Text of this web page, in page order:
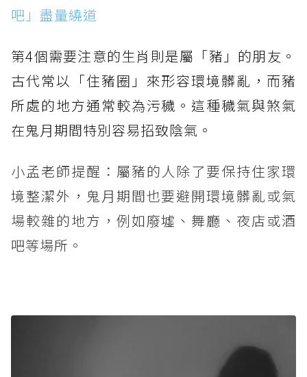
吧」盡量繞道
第4個需要注意的生肖則是屬「豬」的朋友。
古代常以「住豬圈」來形容環境髒亂，而豬
所處的地方通常較為污穢。這種穢氣與煞氣
在鬼月期間特別容易招致陰氣。
小孟老師提醒：屬豬的人除了要保持住家環
境整潔外，鬼月期間也要避開環境髒亂或氣
場較雜的地方，例如廢墟、舞廳、夜店或酒
吧等場所。